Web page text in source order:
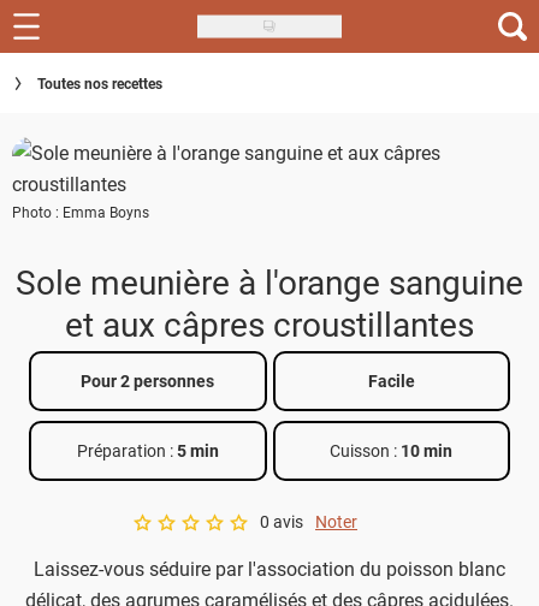
Skip
to
main
Recettes
Inspirations
Conseils
Actus
Téléchargez l'app Saveurs Recettes
Index des recettes
Guide d'achat
Toutes nos recettes
Photo : Emma Boyns
Sole meunière à l'orange sanguine
et aux câpres croustillantes
Pour 2 personnes Facile
Préparation :5 min Cuisson : 10 min
A star rating of 0 out of 5.
0 avis Noter
Laissez-vous séduire par l'association du poisson blanc
délicat, des agrumes caramélisés et des câpres acidulées.